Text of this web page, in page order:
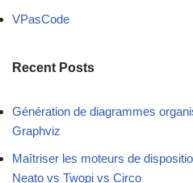
VPasCode
Recent Posts
Génération de diagrammes
Graphviz
Maîtriser les moteurs de
Neato vs Twopi vs Circo